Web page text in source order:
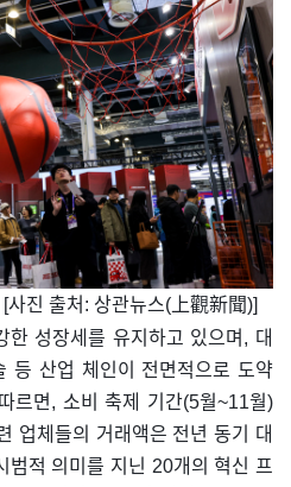
사진 출처: 상관뉴스(上觀新聞)]
한 성장세를 유지하고 있으며, 대
등 산업 체인이 전면적으로 도약
르면, 소비 축제 기간(5월~11월)
업체들의 거래액은 전년 동기 대
범적 의미를 지닌 20개의 혁신 프